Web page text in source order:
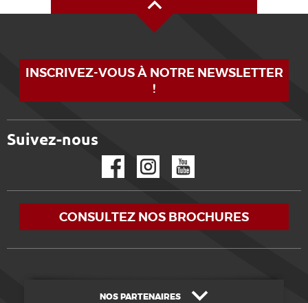
INSCRIVEZ-VOUS À NOTRE NEWSLETTER
!
Suivez-nous
CONSULTEZ NOS BROCHURES
NOS PARTENAIRES